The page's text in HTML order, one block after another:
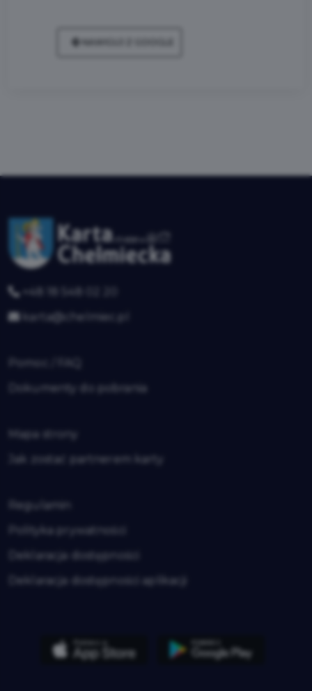
+48 18 548 02 20
karta@chelmiec.pl
Dokumenty do pobrania
Mapa strony
Jak zostać partnerem karty
Regulamin
Polityka prywatności
Deklaracja dostępności
Deklaracja dostępności aplikacji